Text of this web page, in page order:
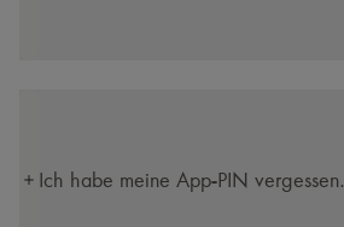
Ich habe meine App‑PIN